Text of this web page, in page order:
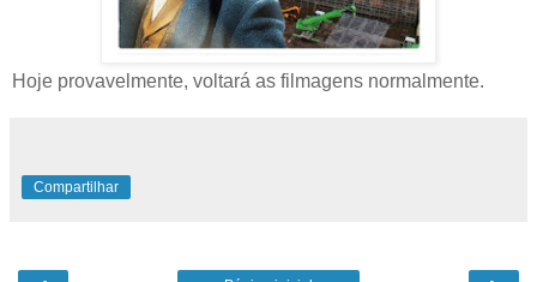
Hoje provavelmente, voltará as filmagens normalmente.
Compartilhar